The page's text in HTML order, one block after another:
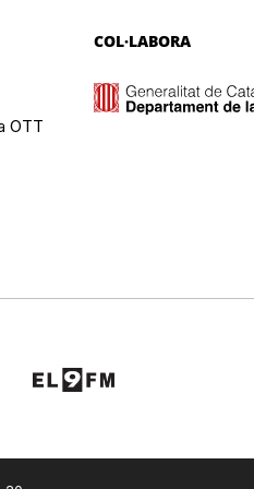
OTT
COL·LABORA